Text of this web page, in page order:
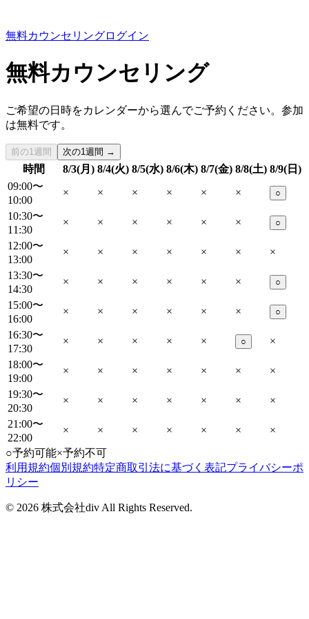
無料カウンセリングログイン
無料カウンセリング
ご希望の日時をカレンダーから選んでご予約ください。参加
は無料です。
前の1週間 次の1週間 →
時間 8/3(月) 8/4(火) 8/5(水) 8/6(木) 8/7(金) 8/8(土) 8/9(日)
09:00〜
10:00
× × × × × × ○
10:30〜
11:30
× × × × × × ○
12:00〜
13:00
× × × × × ×
×
13:30〜
14:30
× × × × × × ○
15:00〜
16:00
× × × × × × ○
16:30〜
17:30
× × × × × ○
×
18:00〜
19:00
× × × × × ×
×
19:30〜
20:30
× × × × × ×
×
21:00〜
22:00
× × × × × ×
×
○予約可能×予約不可
利用規約個別規約特定商取引法に基づく表記プライバシーポ
リシー
© 2026 株式会社div All Rights Reserved.